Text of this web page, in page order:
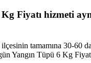
Fiyatı hizmeti
tamamına 30-60
Yangın Tüpü 6 Kg